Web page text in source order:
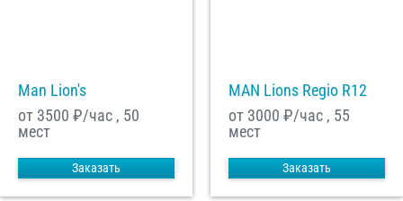
Man Lion's
от 3500 ₽/час , 50
мест
Заказать
MAN Lions Regio R12
от 3000 ₽/час , 55
мест
Заказать